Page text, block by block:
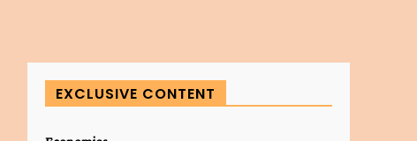
EXCLUSIVE CONTENT